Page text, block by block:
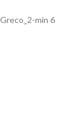
Greco_2-min 6